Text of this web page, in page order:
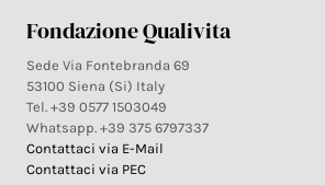
Fondazione Qualivita
Sede Via Fontebranda 69
53100 Siena (Si) Italy
Tel. +39 0577 1503049
Whatsapp. +39 375 6797337
Contattaci via E-Mail
Contattaci via PEC